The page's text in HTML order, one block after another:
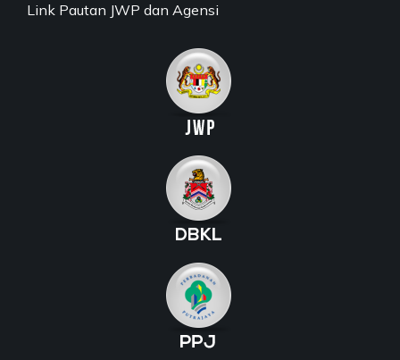
Link Pautan JWP dan Agensi